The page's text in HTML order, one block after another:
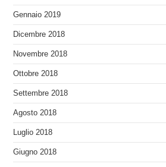
Gennaio 2019
Dicembre 2018
Novembre 2018
Ottobre 2018
Settembre 2018
Agosto 2018
Luglio 2018
Giugno 2018